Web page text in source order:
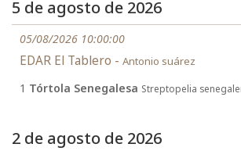
5 de agosto de 2026
05/08/2026 10:00:00
EDAR El Tablero - Antonio suárez
1 Tórtola Senegalesa Streptopelia
2 de agosto de 2026